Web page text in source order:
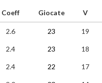
Coeff Giocate V
2.6 23 19
2.4 23 18
2.4 22 17